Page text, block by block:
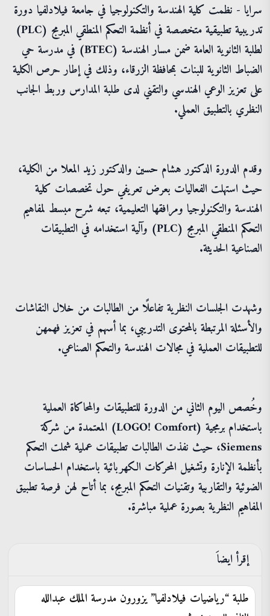
سرايا - نظمت كلية الهندسة والتكنولوجيا في جامعة فيلادلفيا دورة
تدريبية تطبيقية متخصصة في أنظمة التحكم المنطقي المبرمج (PLC)
لطلبة الثانوية العامة ضمن مسار الهندسة (BTEC) في مدرسة حي
الضباط الثانوية للبنات بمحافظة الزرقاء، وذلك في إطار حرص الكلية
على تعزيز الوعي الهندسي والتقني لدى طلبة المدارس وربط الجانب
النظري بالتطبيق العملي.
وقدم الدورة الدكتور هشام حسين والدكتور زيد المعلا من الكلية،
حيث استهلت الفعاليات بعرض تعريفي حول تخصصات كلية
الهندسة والتكنولوجيا ومرافقها التعليمية، تبعه شرح مبسط لمفاهيم
التحكم المنطقي المبرمج (PLC) وآلية استخدامه في التطبيقات
الصناعية الحديثة.
وشهدت الجلسات النظرية تفاعلًا من الطالبات من خلال النقاشات
والأسئلة المرتبطة بالمحتوى التدريبي، بما أسهم في تعزيز فهمهن
للتطبيقات العملية في مجالات الهندسة والتحكم الصناعي.
وخُصص اليوم الثاني من الدورة للتطبيقات والمحاكاة العملية
باستخدام برمجية (LOGO! Comfort) المعتمدة من شركة
Siemens، حيث نفذت الطالبات تطبيقات عملية شملت التحكم
بأنظمة الإنارة وتشغيل المحركات الكهربائية باستخدام الحساسات
الضوئية والتقاربية وتقنيات التحكم المبرمج، بما أتاح لهن فرصة تطبيق
المفاهيم النظرية بصورة عملية مباشرة.
إقرأ ايضاَ
طلبة “رياضيات فيلادلفيا” يزورون مدرسة الملك عبدالله